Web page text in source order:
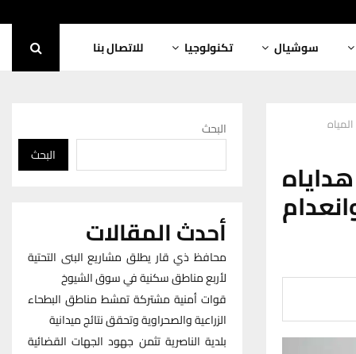
سوشيال تكنولوجيا للاتصال بنا
البحث
البحث
أحدث المقالات
محافظ ذي قار يطلق مشاريع البنى التحتية
لأربع مناطق سكنية في سوق الشيوخ
قوات أمنية مشتركة تمشط مناطق البطحاء
الزراعية والصحراوية وتحقق نتائج ميدانية
بلدية الناصرية تثمن جهود الجهات القضائية